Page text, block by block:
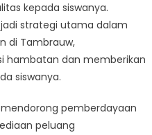
kepada siswanya.
strategi utama dalam
di Tambrauw,
hambatan dan memberikan
siswanya.
pemberdayaan
peluang